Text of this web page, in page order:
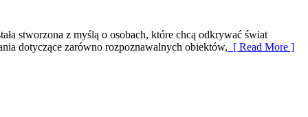
stworzona z myślą o osobach, które chcą odkrywać świat
dotyczące zarówno rozpoznawalnych obiektów, [ Read More ]